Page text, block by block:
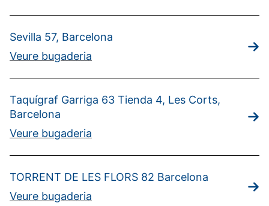
Sevilla 57, Barcelona
Veure bugaderia
Taquígraf Garriga 63 Tienda 4, Les Corts,
Barcelona
Veure bugaderia
TORRENT DE LES FLORS 82 Barcelona
Veure bugaderia